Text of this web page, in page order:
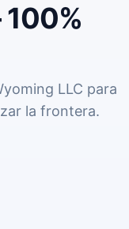
LLC para
la frontera.